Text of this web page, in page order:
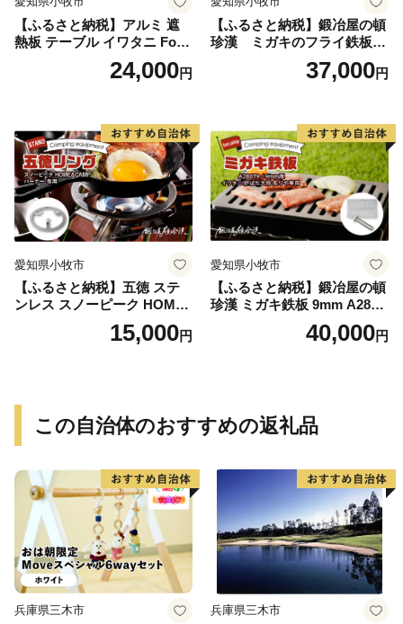
【ふるさと納税】アルミ 遮
熱板 テーブル イワタニ Fore
Winds Micro Camp Stove F
W-MS01専用 折り畳みテーブ
ソロ ソロキャンプ グランピ
ング バーナー 風防 鍛冶屋の
頓珍漢 愛知県 小牧市 送料無
料
24,000円
【ふるさと納税】鍛冶屋の頓
珍漢 ミガキのフライ鉄板
F220S アウトドア キャンプ
ソロ ソロキャンプ グランピ
37,000円
愛知県小牧市
【ふるさと納税】五徳 ステ
ンレス スノーピーク HOME
&CAMP バーナー専用 専用
五徳 軽量 変形しにくい ずれ
キャンプ 送料無料
15,000円
愛知県小牧市
【ふるさと納税】鍛冶屋の頓
珍漢 ミガキ鉄板 9mm A280T
9 イワタニ 炉ばた大将 炙り
や 専用 キャンプ ステンレス
40,000円
この自治体のおすすめの返礼品
兵庫県三木市 兵庫県三木市